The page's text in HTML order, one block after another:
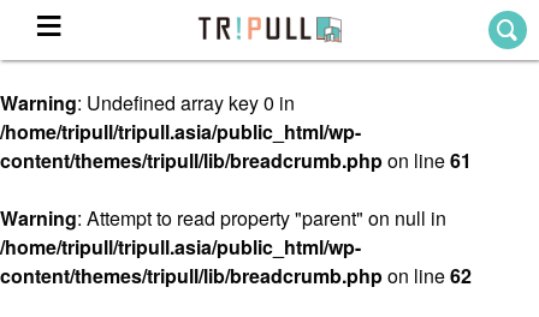
ホーム
Theme
テーマから探す
Warning: Undefined array key 0 in
/home/tripull/tripull.asia/public_html/wp-
content/themes/tripull/lib/breadcrumb.phpon line61
Warning: Attempt to read property "parent" on null in
/home/tripull/tripull.asia/public_html/wp-
content/themes/tripull/lib/breadcrumb.phpon line62